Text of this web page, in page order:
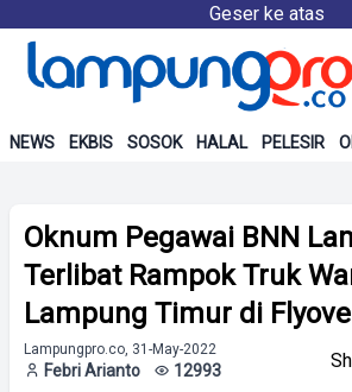
Geser ke atas
NEWS EKBIS SOSOK HALAL PELESIR
Oknum Pegawai BNN
Terlibat Rampok Truk
Lampung Timur di
Lampungpro.co, 31-May-2022
Febri Arianto 12993